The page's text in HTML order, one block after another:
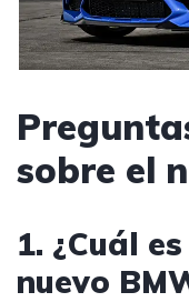
sobre el
1. ¿Cuál
nuevo